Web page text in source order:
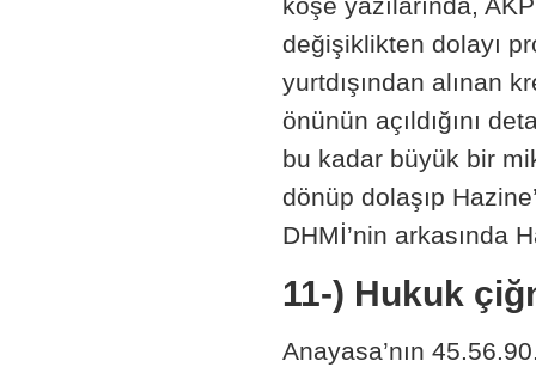
köşe yazılarında,
değişiklikten dolayı
yurtdışından alınan
önünün açıldığını
bu kadar büyük bir
dönüp dolaşıp
DHMİ’nin arkasında
11-) Hukuk
Anayasa’nın